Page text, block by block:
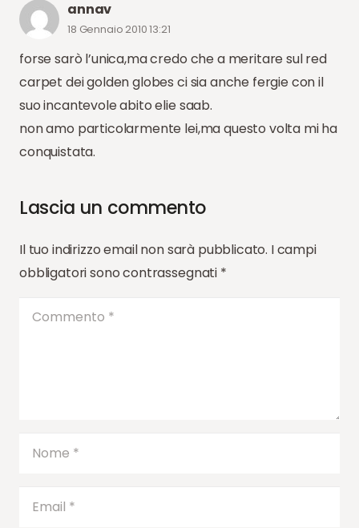
annav
18 Gennaio 2010 13:21
forse sarò l’unica,ma credo che a meritare sul red
carpet dei golden globes ci sia anche fergie con il
suo incantevole abito elie saab.
non amo particolarmente lei,ma questo volta mi ha
conquistata.
Lascia un commento
Il tuo indirizzo email non sarà pubblicato. I campi
obbligatori sono contrassegnati *